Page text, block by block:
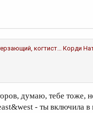
когтист...Корди
думаю, тебе тоже,
- ты включила в